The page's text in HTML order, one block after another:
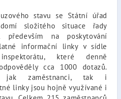
stavu se Státní úřad
složitého situace řady
především na poskytování
informační linky v sídle
které denně
cca 1000 dotazů.
jak zaměstnanci, tak i
linky jsou hojně využívané i